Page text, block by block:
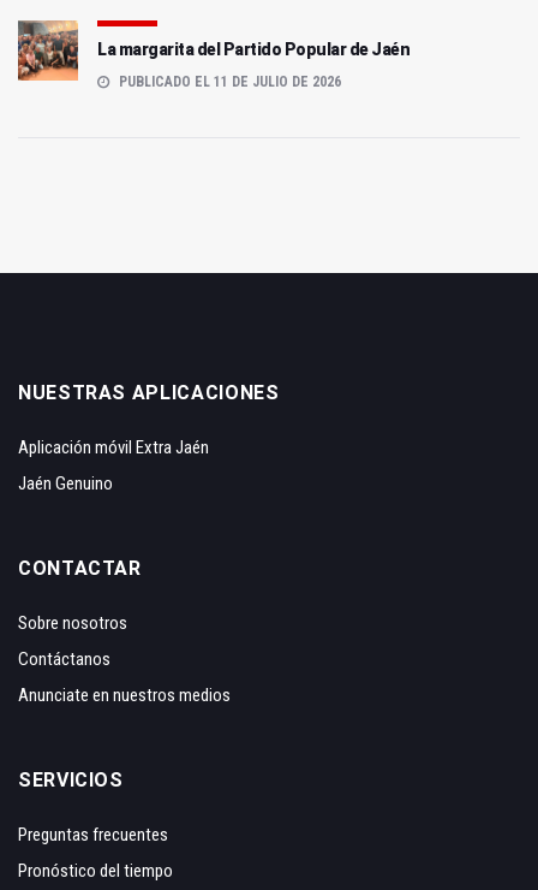
La margarita del Partido Popular de Jaén
PUBLICADO EL 11 DE JULIO DE 2026
NUESTRAS APLICACIONES
Aplicación móvil Extra Jaén
Jaén Genuino
CONTACTAR
Sobre nosotros
Contáctanos
Anunciate en nuestros medios
SERVICIOS
Preguntas frecuentes
Pronóstico del tiempo